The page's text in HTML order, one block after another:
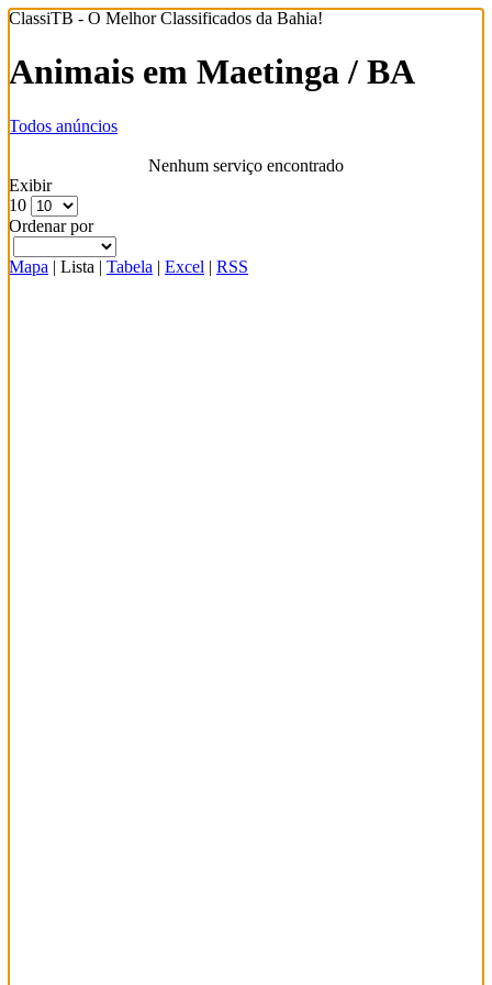
ClassiTB - O Melhor Classificados da Bahia!
Animais em Maetinga / BA
Todos anúncios
Nenhum serviço encontrado
Exibir
10
Ordenar por
Mapa | Lista | Tabela | Excel | RSS